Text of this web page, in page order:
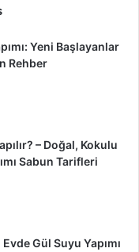
Yeni Başlayanlar
Rehber
– Doğal, Kokulu
Sabun Tarifleri
Gül Suyu Yapımı